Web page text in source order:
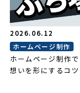
2026.06.12
ホームページ制作
ホームページ制作
想いを形にするコツ